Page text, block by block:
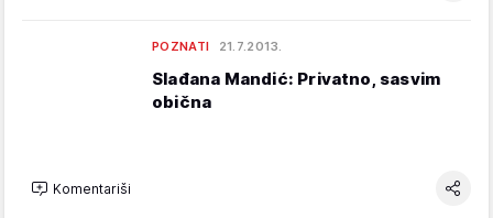
POZNATI 21.7.2013.
Slađana Mandić: Privatno, sasvim
obična
Komentariši